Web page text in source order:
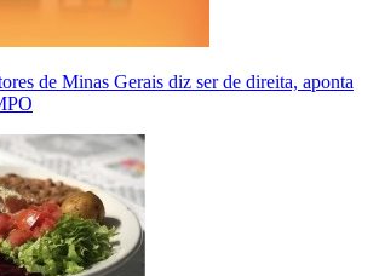
de Minas Gerais diz ser de direita, aponta